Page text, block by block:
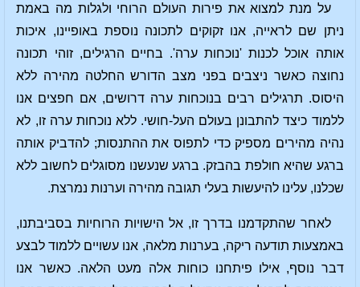
על מנת למצוא את פירות העולם הרוחי ולגלות מה באמת
ניתן שם לראייה, אנו זקוקים לתכונה נוספת באופיינו, איכות
אותה אוכל לכנות 'נוכחות ערה'. בחיים הרגילים, זוהי תכונה
נחוצה כאשר ניצבים בפני מצב הדורש החלטה מהירה ללא
היסוס. תרגילים רבים בנוכחות ערה דרושים, אם חפצים אנו
ללמוד כיצד להתבונן בעולם העל-חושי. ללא נוכחות ערה זו, לא
נהיה מהירים מספיק כדי לתפוס את ההתנסות; להדביק אותה
ברגע שהיא חולפת בהבזק. ברגע שנעשנו מסוגלים לחשוב ללא
שכלנו, עלינו להיעשות בעלי תגובה מהירה וערנות נמרצת.
לאחר שהתקדמנו בדרך זו, אל הישויות הרוחיות בסביבתנו,
באמצעות תודעה ריקה, בערנות מלאה, אנו עשויים ללמוד לבצע
דבר נוסף, אילו פיתחנו כוחות אלה מעט הלאה. כאשר אנו